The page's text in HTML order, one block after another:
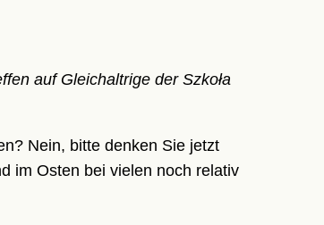
auf Gleichaltrige der Szkoła
Nein, bitte denken Sie jetzt
im Osten bei vielen noch relativ